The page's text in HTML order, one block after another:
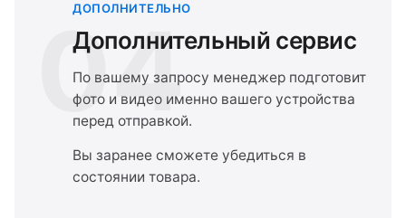
04
ДОПОЛНИТЕЛЬНО
Дополнительный сервис
По вашему запросу менеджер подготовит
фото и видео именно вашего устройства
перед отправкой.
Вы заранее сможете убедиться в
состоянии товара.